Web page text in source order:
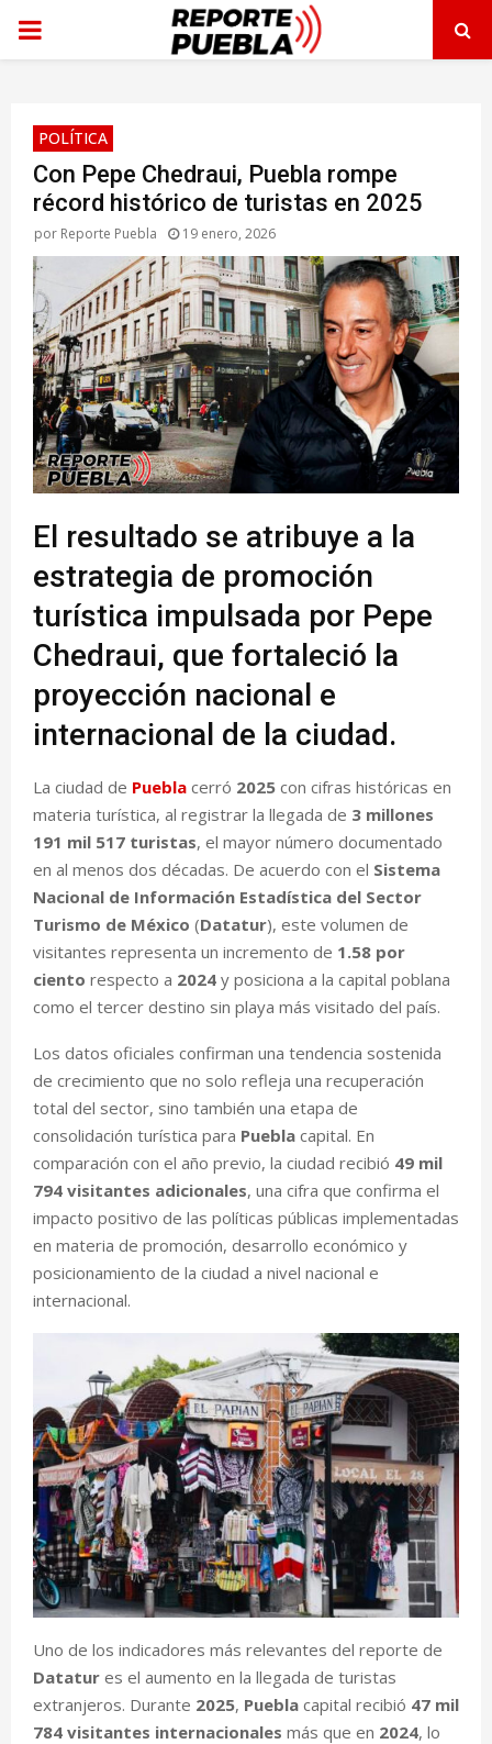
PRIMARY
POLÍTICA
Con Pepe Chedraui, Puebla rompe
récord histórico de turistas en 2025
por Reporte Puebla 19 enero, 2026
El resultado se atribuye a la
estrategia de promoción
turística impulsada por Pepe
Chedraui, que fortaleció la
proyección nacional e
internacional de la ciudad.
La ciudad de Puebla cerró 2025 con cifras históricas en
materia turística, al registrar la llegada de 3 millones
191 mil 517 turistas, el mayor número documentado
en al menos dos décadas. De acuerdo con el Sistema
Nacional de Información Estadística del Sector
Turismo de México (Datatur), este volumen de
visitantes representa un incremento de 1.58 por
ciento respecto a 2024 y posiciona a la capital poblana
como el tercer destino sin playa más visitado del país.
Los datos oficiales confirman una tendencia sostenida
de crecimiento que no solo refleja una recuperación
total del sector, sino también una etapa de
consolidación turística para Puebla capital. En
comparación con el año previo, la ciudad recibió 49 mil
794 visitantes adicionales, una cifra que confirma el
impacto positivo de las políticas públicas implementadas
en materia de promoción, desarrollo económico y
posicionamiento de la ciudad a nivel nacional e
internacional.
Uno de los indicadores más relevantes del reporte de
Datatur es el aumento en la llegada de turistas
extranjeros. Durante 2025, Puebla capital recibió 47 mil
784 visitantes internacionales más que en 2024, lo